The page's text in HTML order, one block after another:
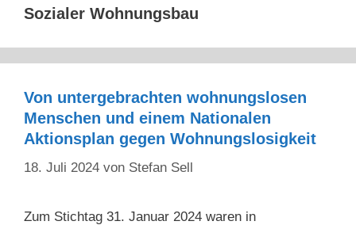
Sozialer Wohnungsbau
Von untergebrachten wohnungslosen
Menschen und einem Nationalen
Aktionsplan gegen Wohnungslosigkeit
18. Juli 2024 von Stefan Sell
Zum Stichtag 31. Januar 2024 waren in